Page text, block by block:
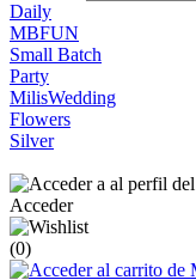
Daily
MBFUN
Small Batch
Party
MilisWedding
Flowers
Silver
Acceder
(0)